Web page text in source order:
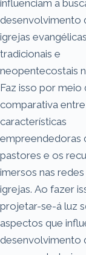
influenciam a
desenvolvimento
igrejas evangélicas
tradicionais e
neopentecostais
Faz isso por meio
comparativa entre
características
empreendedoras
pastores e os
imersos nas redes
igrejas. Ao fazer
projetar-se-á luz
aspectos que
desenvolvimento